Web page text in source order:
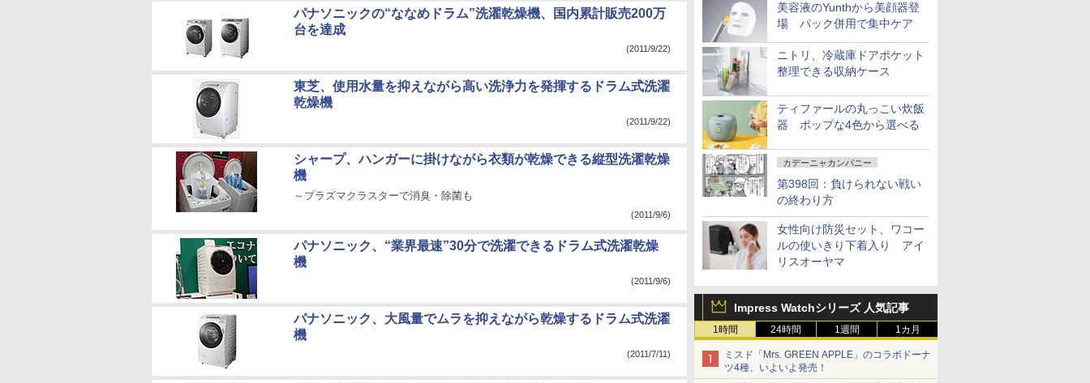
美容液のYunthから美顔器登
場 パック併用で集中ケア
ニトリ、冷蔵庫ドアポケット
整理できる収納ケース
ティファールの丸っこい炊飯
器 ポップな4色から選べる
カデーニャカンパニー
第398回：負けられない戦い
の終わり方
女性向け防災セット、ワコー
ルの使いきり下着入り アイ
リスオーヤマ
Impress Watchシリーズ 人気記事
1時間 24時間 1週間 1カ月
ミスド「Mrs. GREEN APPLE」のコラボドーナ
ツ4種、いよいよ発売！
パナソニックの“ななめドラム”洗濯乾燥機、国内累計販売200万
台を達成
(2011/9/22)
東芝、使用水量を抑えながら高い洗浄力を発揮するドラム式洗濯
乾燥機
(2011/9/22)
シャープ、ハンガーに掛けながら衣類が乾燥できる縦型洗濯乾燥
機
～プラズマクラスターで消臭・除菌も
(2011/9/6)
パナソニック、“業界最速”30分で洗濯できるドラム式洗濯乾燥
機
(2011/9/6)
パナソニック、大風量でムラを抑えながら乾燥するドラム式洗濯
機
(2011/7/11)